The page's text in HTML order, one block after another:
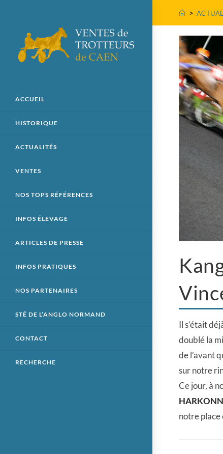
ACCUEIL
HISTORIQUE
ACTUALITÉS
VENTES
NOS TOPS RÉFÉRENCES
INFOS ÉLEVAGE
ARTICLES DE PRESSE
INFOS PRATIQUES
NOS PARTENAIRES
STÉ DE L’ANGLO NORMAND
CONTACT
RECHERCHE
>
Il s’était
doublé la
de l’avant
sur notre
Ce jour, à
notre place